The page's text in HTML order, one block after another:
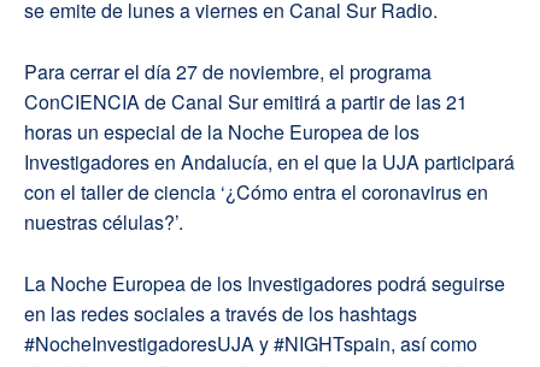
se emite de lunes a viernes en Canal Sur Radio.
Para cerrar el día 27 de noviembre, el programa
ConCIENCIA de Canal Sur emitirá a partir de las 21
horas un especial de la Noche Europea de los
Investigadores en Andalucía, en el que la UJA participará
con el taller de ciencia ‘¿Cómo entra el coronavirus en
nuestras células?’.
La Noche Europea de los Investigadores podrá seguirse
en las redes sociales a través de los hashtags
#NocheInvestigadoresUJA y #NIGHTspain, así como